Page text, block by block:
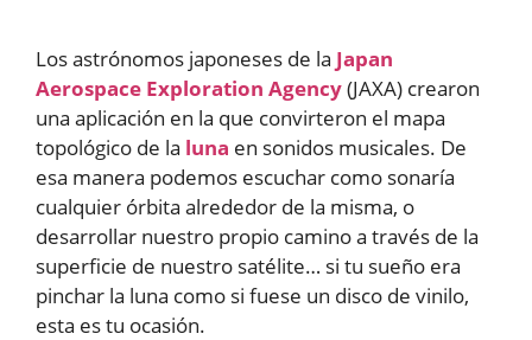
Los astrónomos japoneses de la Japan
Aerospace Exploration Agency(JAXA) crearon
una aplicación en la que convirteron el mapa
topológico de la luna en sonidos musicales. De
esa manera podemos escuchar como sonaría
cualquier órbita alrededor de la misma, o
desarrollar nuestro propio camino a través de la
superficie de nuestro satélite… si tu sueño era
pinchar la luna como si fuese un disco de vinilo,
esta es tu ocasión.